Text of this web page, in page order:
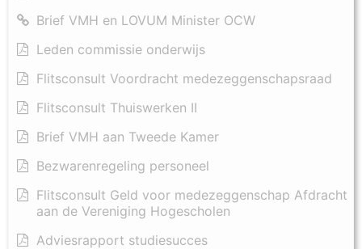
Brief VMH en LOVUM Minister OCW
Leden commissie onderwijs
Flitsconsult Voordracht medezeggenschapsraad
Flitsconsult Thuiswerken II
Brief VMH aan Tweede Kamer
Bezwarenregeling personeel
Flitsconsult Geld voor medezeggenschap Afdracht
aan de Vereniging Hogescholen
Adviesrapport studiesucces